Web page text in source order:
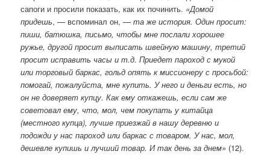
сапоги и просили показать, как их починить. «Домой
придешь, — вспоминал он, —та же история. Один просит:
пиши, батюшка, письмо, чтобы мне послали хорошее
ружье, другой просит выписать швейную машину, третий
просит исправить часы и т.д. Приедет пароход с мукой
или торговый баркас, гольд опять к миссионеру с просьбой:
помогай, пожалуйста, мне купить. У него и деньги есть, но
он не доверяет купцу. Как ему откажешь, если сам же
советовал ему, что, мол, чем покупать у китайца
(местного купца), лучше приезжай в нашу деревню и
подожди у нас пароход или баркас с товаром. У нас, мол,
дешевле купишь и лучший товар. И так день за днем» (12).